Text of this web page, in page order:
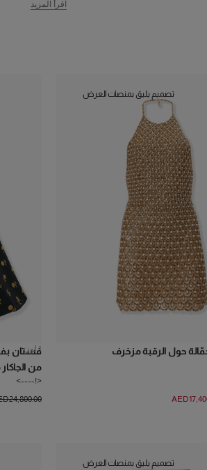
المخفّضة على أساس البيع النهائي، لذلك لا يمكن
اقرأ المزيد
تصميم يليق بمنصات العرض
حول الرقبة مزخرف
من
<!---->
1 لون
تصميم يليق بمنصات العرض